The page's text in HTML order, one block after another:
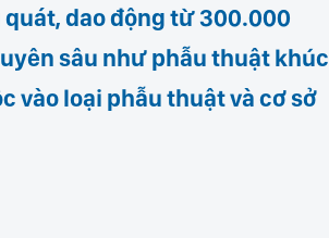
quát,dao động từ 300.000
sâu như phẫu thuật khúc
vào loại phẫu thuật và cơ sở